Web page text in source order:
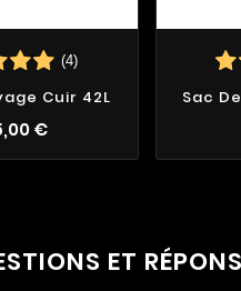
(4)
Cuir 42L
€
Sac
ET